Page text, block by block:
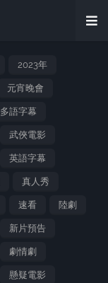
2023年
元宵晚會
多語字幕
武俠電影
英語字幕
真人秀
速看 陸劇
新片預告
劇情劇
懸疑電影